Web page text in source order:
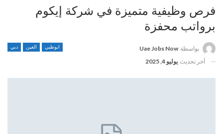
فرص وظيفية متميزة في شركة إيكوم
برواتب محفزة
ابوظبي العين دبي بواسطة Uae Jobs Now
آخر تحديث يوليو 4, 2025